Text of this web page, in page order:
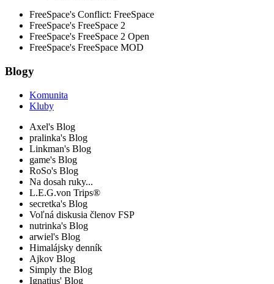
FreeSpace's Conflict: FreeSpace
FreeSpace's FreeSpace 2
FreeSpace's FreeSpace 2 Open
FreeSpace's FreeSpace MOD
Blogy
Komunita
Kluby
Axel's Blog
pralinka's Blog
Linkman's Blog
game's Blog
RoSo's Blog
Na dosah ruky...
L.E.G.von Trips®
secretka's Blog
Voľná diskusia členov FSP
nutrinka's Blog
arwiel's Blog
Himalájsky denník
Ajkov Blog
Simply the Blog
Ignatius' Blog